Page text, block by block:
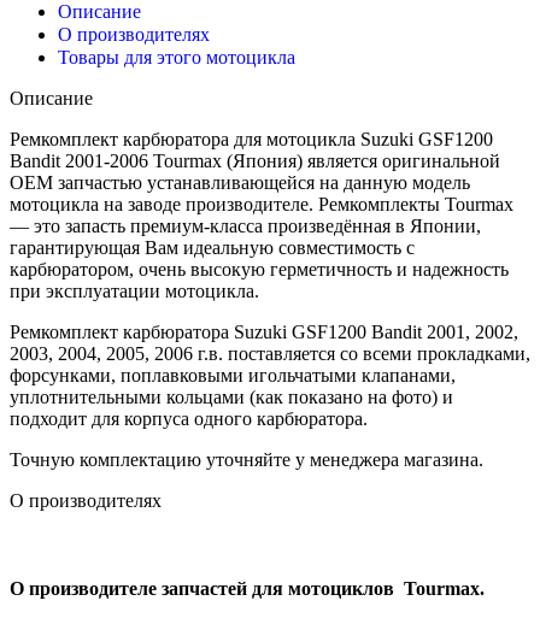
Описание
О производителях
Товары для этого мотоцикла
Описание
Ремкомплект карбюратора для мотоцикла Suzuki GSF1200
Bandit 2001-2006 Tourmax (Япония) является оригинальной
OEM запчастью устанавливающейся на данную модель
мотоцикла на заводе производителе. Ремкомплекты Tourmax
— это запасть премиум-класса произведённая в Японии,
гарантирующая Вам идеальную совместимость с
карбюратором, очень высокую герметичность и надежность
при эксплуатации мотоцикла.
Ремкомплект карбюратора Suzuki GSF1200 Bandit 2001, 2002,
2003, 2004, 2005, 2006 г.в. поставляется со всеми прокладками,
форсунками, поплавковыми игольчатыми клапанами,
уплотнительными кольцами (как показано на фото) и
подходит для корпуса одного карбюратора.
Точную комплектацию уточняйте у менеджера магазина.
О производителях
О производителе запчастей для мотоциклов Tourmax.